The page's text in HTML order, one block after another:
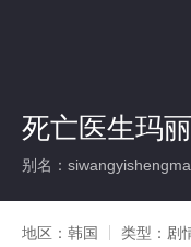
死亡医生玛
别名：
地区： 韩国 类型： 剧